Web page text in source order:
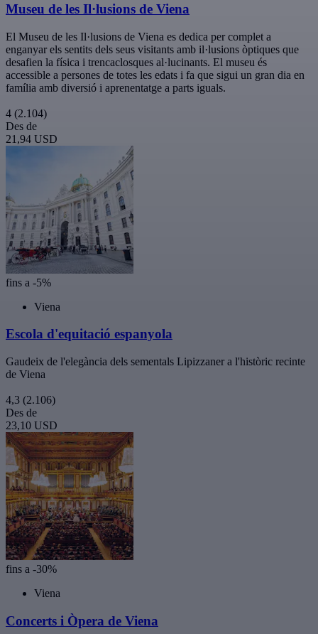
Museu de les Il·lusions de Viena
El Museu de les Il·lusions de Viena es dedica per complet a
enganyar els sentits dels seus visitants amb il·lusions òptiques que
desafien la física i trencaclosques al·lucinants. El museu és
accessible a persones de totes les edats i fa que sigui un gran dia en
família amb diversió i aprenentatge a parts iguals.
4 (2.104)
Des de
21,94 USD
fins a -5%
Viena
Escola d'equitació espanyola
Gaudeix de l'elegància dels sementals Lipizzaner a l'històric recinte
de Viena
4,3 (2.106)
Des de
23,10 USD
fins a -30%
Viena
Concerts i Òpera de Viena